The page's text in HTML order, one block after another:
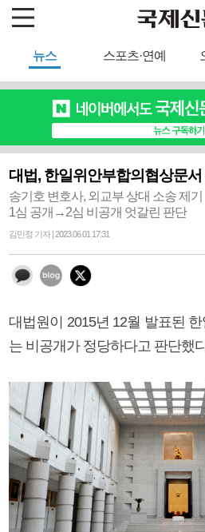
뉴스 스포츠·연예
대법, 한일위안부합의협상문
송기호 변호사, 외교부 상대 소송 제기
1심 공개→2심 비공개 엇갈린 판단
김민정 기자 | 2023.06.01 17:31
대법원이 2015년 12월 발표된
는 비공개가 정당하다고 판단했